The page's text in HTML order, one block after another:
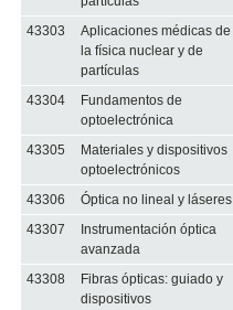
43303
Aplicaciones médicas de
la física nuclear y de
partículas
43304
Fundamentos de
optoelectrónica
43305
Materiales y dispositivos
optoelectrónicos
43306 Óptica no lineal y láseres
43307
Instrumentación óptica
avanzada
43308
Fibras ópticas: guiado y
dispositivos